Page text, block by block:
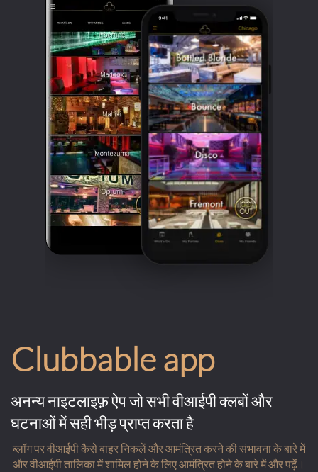
Clubbable app
अनन्य नाइटलाइफ़ ऐप जो सभी वीआईपी क्लबों और
घटनाओं में सही भीड़ प्राप्त करता है
ब्लॉग पर वीआईपी कैसे बाहर निकलें और आमंत्रित करने की संभावना के बारे में
और वीआईपी तालिका में शामिल होने के लिए आमंत्रित होने के बारे में और पढ़ें।